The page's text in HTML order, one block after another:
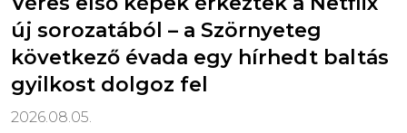
új sorozatából – a Szörnyeteg
következő évada egy hírhedt baltás
gyilkost dolgoz fel
2026.08.05.